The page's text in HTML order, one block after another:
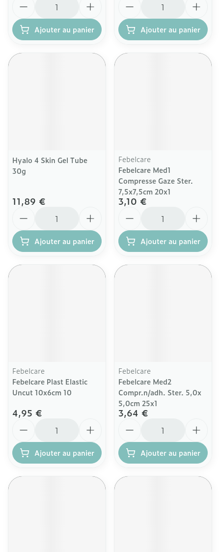
Ajouter au panier Ajouter au panier
Hyalo 4 Skin Gel Tube
30g
11,89 €
Ajouter au panier
Febelcare
Febelcare Med1
Compresse Gaze Ster.
7,5x7,5cm 20x1
3,10 €
Ajouter au panier
Febelcare
Febelcare Plast Elastic
Uncut 10x6cm 10
4,95 €
Ajouter au panier
Febelcare
Febelcare Med2
Compr.n/adh. Ster. 5,0x
5,0cm 25x1
3,64 €
Ajouter au panier